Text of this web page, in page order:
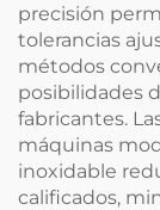
precisión
tolerancias
métodos
posibilidades
fabricantes.
máquinas
inoxidable
calificados,